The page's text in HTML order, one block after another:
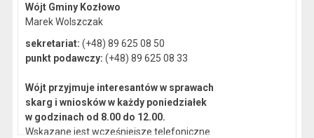
Wójt Gminy Kozłowo
Marek Wolszczak
sekretariat: (+48) 89 625 08 50
punkt podawczy: (+48) 89 625 08 33
Wójt przyjmuje interesantów w sprawach
skarg i wniosków w każdy poniedziałek
w godzinach od 8.00 do 12.00.
Wskazane jest wcześniejsze telefoniczne